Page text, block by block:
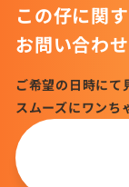
この仔に関
お問い合わ
ご希望の日時にて
スムーズにワンち